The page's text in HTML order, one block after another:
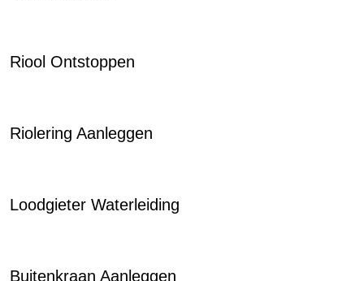
Riool Ontstoppen
Riolering Aanleggen
Loodgieter Waterleiding
Buitenkraan Aanleggen